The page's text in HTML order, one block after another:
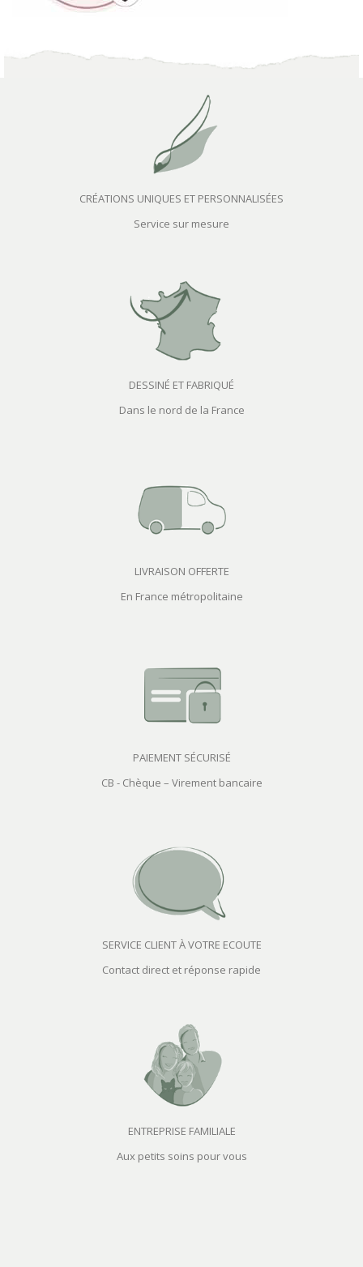
CRÉATIONS UNIQUES ET PERSONNALISÉES
Service sur mesure
DESSINÉ ET FABRIQUÉ
Dans le nord de la France
LIVRAISON OFFERTE
En France métropolitaine
PAIEMENT SÉCURISÉ
CB - Chèque – Virement bancaire
SERVICE CLIENT À VOTRE ECOUTE
Contact direct et réponse rapide
ENTREPRISE FAMILIALE
Aux petits soins pour vous